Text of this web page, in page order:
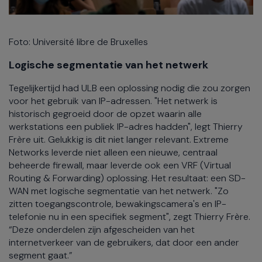
Foto: Université libre de Bruxelles
Logische segmentatie van het netwerk
Tegelijkertijd had ULB een oplossing nodig die zou zorgen
voor het gebruik van IP-adressen. "Het netwerk is
historisch gegroeid door de opzet waarin alle
werkstations een publiek IP-adres hadden", legt Thierry
Frère uit. Gelukkig is dit niet langer relevant. Extreme
Networks leverde niet alleen een nieuwe, centraal
beheerde firewall, maar leverde ook een VRF (Virtual
Routing & Forwarding) oplossing. Het resultaat: een SD-
WAN met logische segmentatie van het netwerk. "Zo
zitten toegangscontrole, bewakingscamera's en IP-
telefonie nu in een specifiek segment", zegt Thierry Frère.
“Deze onderdelen zijn afgescheiden van het
internetverkeer van de gebruikers, dat door een ander
segment gaat.”